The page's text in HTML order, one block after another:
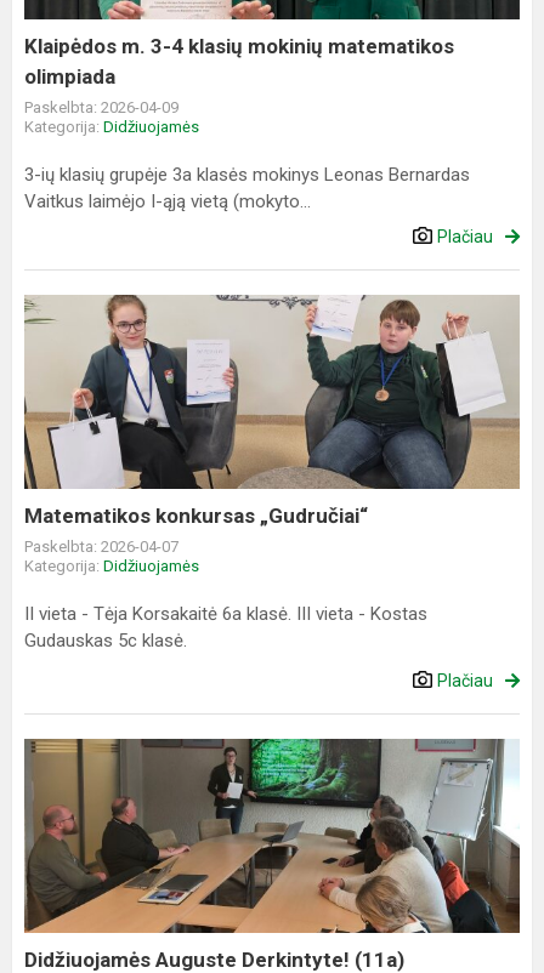
matematikos
olimpiada
Klaipėdos m. 3-4 klasių mokinių matematikos
olimpiada
Paskelbta: 2026-04-09
Kategorija: Didžiuojamės
3-ių klasių grupėje 3a klasės mokinys Leonas Bernardas
Vaitkus laimėjo I-ąją vietą (mokyto...
Plačiau
Matematikos
konkursas
„Gudručiai“
Matematikos konkursas „Gudručiai“
Paskelbta: 2026-04-07
Kategorija: Didžiuojamės
II vieta - Tėja Korsakaitė 6a klasė. III vieta - Kostas
Gudauskas 5c klasė.
Plačiau
Didžiuojamės
Auguste
Derkintyte!
(11a)
Didžiuojamės Auguste Derkintyte! (11a)